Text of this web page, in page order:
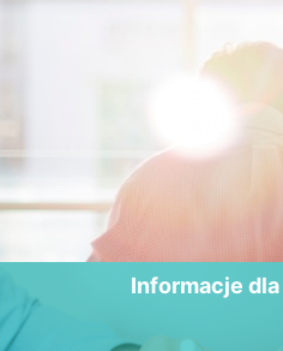
Informacje